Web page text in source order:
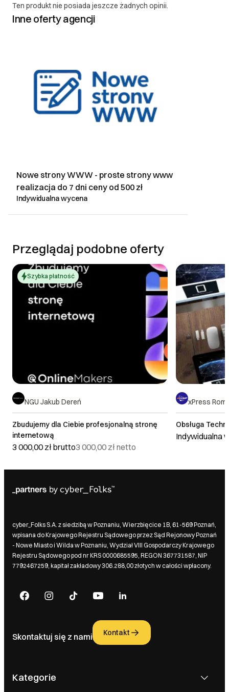
Ten produkt nie posiada jeszcze żadnych opinii.
Inne oferty agencji
Nowe strony WWW - proste strony www
realizacja do 7 dni ceny od 500 zł
Indywidualna wycena
Przeglądaj podobne oferty
Szybka płatność
NGU Jakub Dereń
Zbudujemy dla Ciebie profesjonalną stronę
internetową
3 000,00 zł brutto3 000,00 zł netto
xPress
Obsługa
Indywidualna
cyber_Folks S.A. z siedzibą w Poznaniu, Wierzbięcice 1B, 61-569 Poznań,
wpisana do Krajowego Rejestru Sądowego przez Sąd Rejonowy Poznań
- Nowe Miasto i Wilda w Poznaniu, Wydział VIII Gospodarczy Krajowego
Rejestru Sądowego pod nr KRS 0000685595, REGON 367731587, NIP
7792467259, kapitał zakładowy 306.288,00 złotych w całości wpłacony.
Skontaktuj się z nami Kontakt
Kategorie